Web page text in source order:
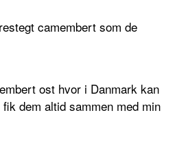
camembert som de
ost hvor i Danmark kan
dem altid sammen med min